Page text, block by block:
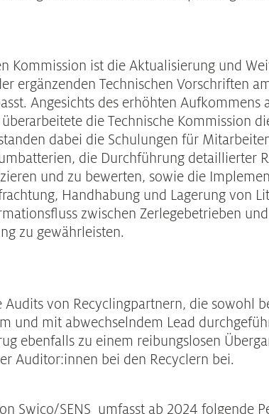
Kommission ist die Aktualisierung und
ergänzenden Technischen Vorschriften
Angesichts des erhöhten
die Technische Kommission
dabei die Schulungen für
die Durchführung detaillierter
und zu bewerten, sowie die
Handhabung und Lagerung von
zwischen Zerlegebetrieben
zu gewährleisten.
von Recyclingpartnern, die sowohl
und mit abwechselndem Lead
ebenfalls zu einem reibungslosen
Auditor:innen bei den Recyclern bei.
Swico/SENS umfasst ab 2024 folgende